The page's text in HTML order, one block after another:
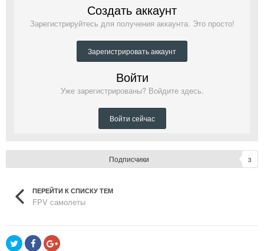
Создать аккаунт
Зарегистрируйтесь для получения аккаунта. Это просто!
Зарегистрировать аккаунт
Войти
Уже зарегистрированы? Войдите здесь.
Войти сейчас
Подписчики 3
ПЕРЕЙТИ К СПИСКУ ТЕМ
FPV самолеты